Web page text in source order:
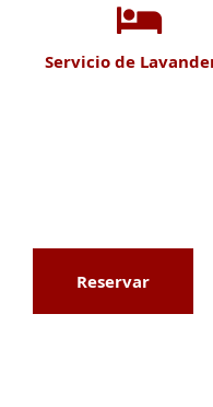
Servicio de
Reservar